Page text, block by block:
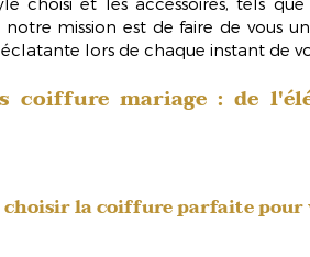
notre mission est de faire de vous
éclatante lors de chaque instant de
coiffure mariage : de
la coiffure parfaite pour